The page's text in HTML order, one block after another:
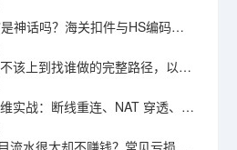
跨境物流“1天清关”是神话吗？海关扣件与HS编码报错的教训
AI 怎么落地：从该不该上到找谁做的完整路径，以及 WG包网 能承接什么
WireGuard 组网运维实战：断线重连、NAT 穿透、监控告警，三道坎怎么过